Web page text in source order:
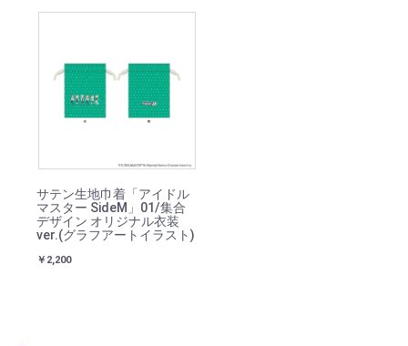
サテン生地巾着「アイドル
マスター SideM」01/集合
デザイン オリジナル衣装
ver.(グラフアートイラスト)
￥2,200